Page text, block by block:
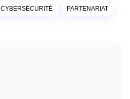
CYBERSÉCURITÉ PARTENARIAT